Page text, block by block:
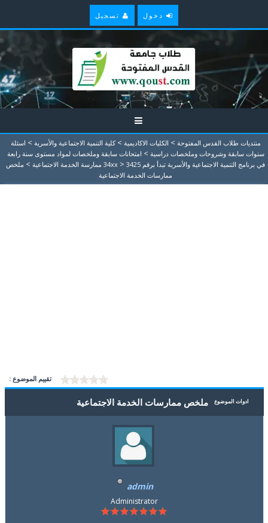
دخول تسجيل
منتديات طلاب القدس المفتوحة > الكليات الاكاديمية > كلية التنمية الاجتماعية والأسرية > اسئلة
سنوات سابقة وشروحات وملخصات دراسية > امتحانات سابقة وملخصات لمواد مستوى سنة رابعة
في برنامج التنمية الاجتماعية والأسرية تبدأ برقم 34xx
> 3425 ممارسة الخدمة الاجتماعية > ملخص
ممارسات الخدمة الاجتماعية
تقييم الموضوع :
ادوات الموضوع ملخص ممارسات الخدمة الاجتماعية
admin
Administrator